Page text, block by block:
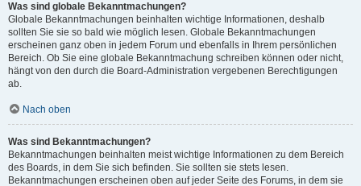
Was sind globale Bekanntmachungen?
Globale Bekanntmachungen beinhalten wichtige Informationen, deshalb
sollten Sie sie so bald wie möglich lesen. Globale Bekanntmachungen
erscheinen ganz oben in jedem Forum und ebenfalls in Ihrem persönlichen
Bereich. Ob Sie eine globale Bekanntmachung schreiben können oder nicht,
hängt von den durch die Board-Administration vergebenen Berechtigungen
ab.
Nach oben
Was sind Bekanntmachungen?
Bekanntmachungen beinhalten meist wichtige Informationen zu dem Bereich
des Boards, in dem Sie sich befinden. Sie sollten sie stets lesen.
Bekanntmachungen erscheinen oben auf jeder Seite des Forums, in dem sie